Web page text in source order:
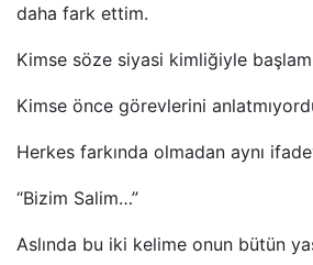
daha fark ettim.
Kimse söze siyasi kimliğiyle
Kimse önce görevlerini
Herkes farkında olmadan aynı
“Bizim Salim…”
Aslında bu iki kelime onun bütün